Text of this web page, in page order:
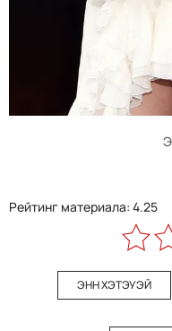
Рейтинг материала: 4.25
ЭНН ХЭТЭУЭЙ